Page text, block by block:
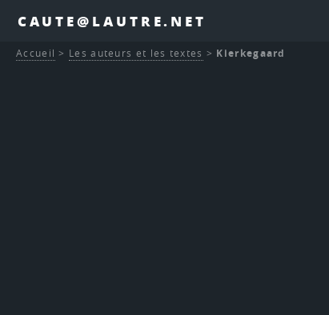
CAUTE@LAUTRE.NET
Accueil > Les auteurs et les textes > Kierkegaard